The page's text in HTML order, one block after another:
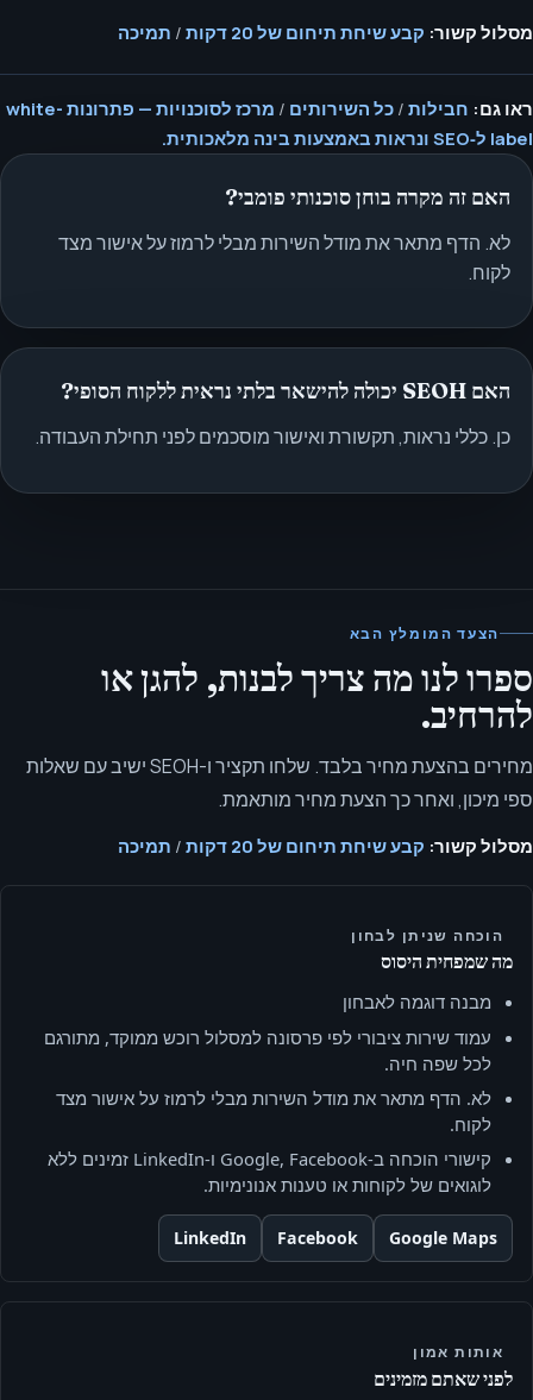
מסלול קשור: קבע שיחת תיחום של 20 דקות / תמיכה
ראו גם: חבילות / כל השירותים /
מרכז לסוכנויות — פתרונות white-
label ל‑SEO ונראות באמצעות בינה מלאכותית.
האם זה מקרה בוחן סוכנותי פומבי?
לא. הדף מתאר את מודל השירות מבלי לרמוז על אישור מצד
לקוח.
האם SEOH יכולה להישאר בלתי נראית ללקוח הסופי?
כן. כללי נראות, תקשורת ואישור מוסכמים לפני תחילת העבודה.
הצעד המומלץ הבא
ספרו לנו מה צריך לבנות, להגן או
להרחיב.
מחירים בהצעת מחיר בלבד. שלחו תקציר ו-SEOH ישיב עם שאלות
ספי מיכון, ואחר כך הצעת מחיר מותאמת.
מסלול קשור: קבע שיחת תיחום של 20 דקות / תמיכה
הוכחה שניתן לבחון
מה שמפחית היסוס
מבנה דוגמה לאבחון
עמוד שירות ציבורי לפי פרסונה למסלול רוכש ממוקד, מתורגם
לכל שפה חיה.
לא. הדף מתאר את מודל השירות מבלי לרמוז על אישור מצד
לקוח.
קישורי הוכחה ב‑Google, Facebook ו‑LinkedIn זמינים ללא
לוגואים של לקוחות או טענות אנונימיות.
Google Maps
Facebook
LinkedIn
אותות אמון
לפני שאתם מזמינים